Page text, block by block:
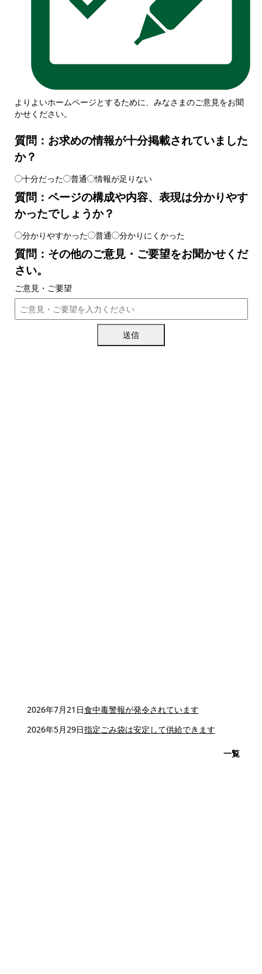
よりよいホームページとするために、みなさまのご意見をお聞
かせください。
質問：お求めの情報が十分掲載されていました
か？
十分だった 普通 情報が足りない
質問：ページの構成や内容、表現は分かりやす
かったでしょうか？
分かりやすかった 普通 分かりにくかった
質問：その他のご意見・ご要望をお聞かせくだ
さい。
ご意見・ご要望
送信
2026年7月21日食中毒警報が発令されています
2026年5月29日指定ごみ袋は安定して供給できます
一覧